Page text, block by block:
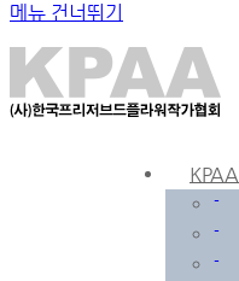
메뉴 건너뛰기
KPAA
-
-
-